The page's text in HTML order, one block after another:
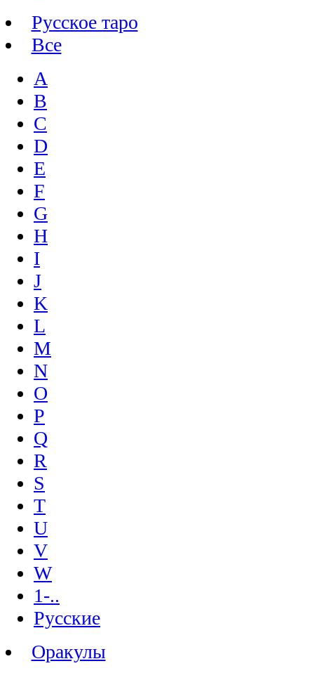
Русское таро
Все
A
B
C
D
E
F
G
H
I
J
K
L
M
N
O
P
Q
R
S
T
U
V
W
1-..
Русские
Оракулы